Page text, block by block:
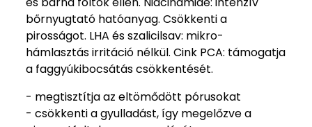
bőrnyugtató hatóanyag. Csökkenti a
pirosságot. LHA és szalicilsav: mikro-
hámlasztás irritáció nélkül. Cink PCA: támogatja
a faggyúkibocsátás csökkentését.
- megtisztítja az eltömődött pórusokat
- csökkenti a gyulladást, így megelőzve a